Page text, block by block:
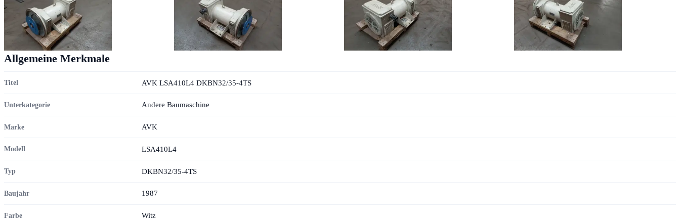
Allgemeine Merkmale
Titel AVK LSA410L4 DKBN32/35-4TS
Unterkategorie Andere Baumaschine
Marke AVK
Modell LSA410L4
Typ DKBN32/35-4TS
Baujahr 1987
Farbe Witz